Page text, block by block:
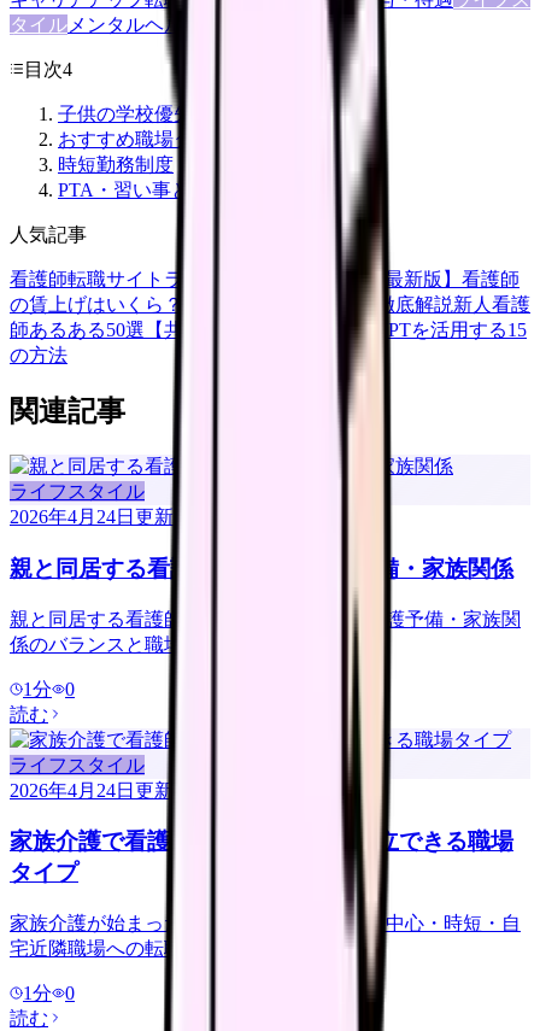
タイル メンタルヘルス
目次4
子供の学校優先時の職場条件
おすすめ職場タイプ
時短勤務制度
PTA・習い事との両立
人気記事
看護師転職サイトランキングTOP5【2026年最新版】 看護師
の賃上げはいくら？2026年度の最新情報を徹底解説新人看護
師あるある50選【共感必至】
看護師がChatGPTを活用する15
の方法
関連記事
ライフスタイル
2026年4月24日 更新
親と同居する看護師｜夜勤・介護予備・家族関係
親と同居する看護師の働き方. 夜勤負荷・介護予備・家族関
係のバランスと職場選び.
1分
0
読む
ライフスタイル
2026年4月24日 更新
家族介護で看護師を続けるなら｜両立できる職場
タイプ
家族介護が始まった看護師の両立戦略. 日勤中心・時短・自
宅近隣職場への転職ルート.
1分
0
読む